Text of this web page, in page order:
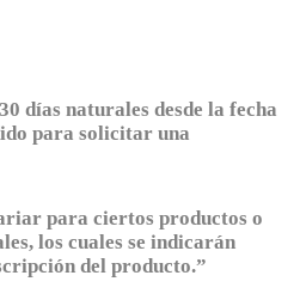
días naturales desde la fecha
para solicitar una
para ciertos productos o
los cuales se indicarán
del producto.”